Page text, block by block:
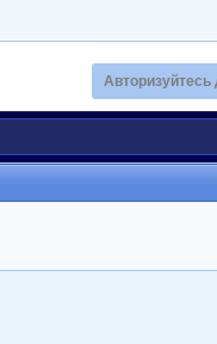
Авторизуйтесь